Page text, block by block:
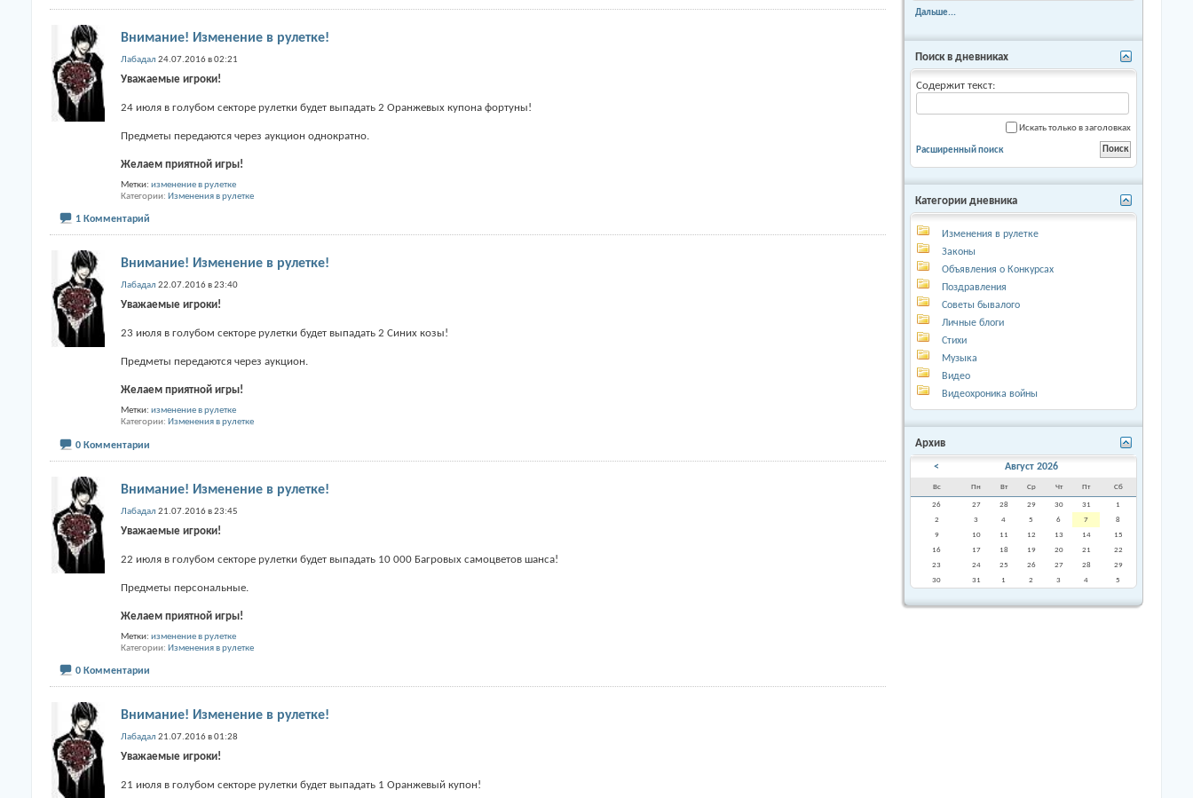
Внимание! Изменение в рулетке!
Лабадал 24.07.2016 в 02:21
Уважаемые игроки!
24 июля в голубом секторе рулетки будет выпадать 2 Оранжевых купона фортуны!
Предметы передаются через аукцион однократно.
Желаем приятной игры!
Метки: изменение в рулетке
Категории Изменения в рулетке
1 Комментарий
Внимание! Изменение в рулетке!
Лабадал 22.07.2016 в 23:40
Уважаемые игроки!
23 июля в голубом секторе рулетки будет выпадать 2 Синих козы!
Предметы передаются через аукцион.
Желаем приятной игры!
Метки: изменение в рулетке
Категории Изменения в рулетке
0 Комментарии
Внимание! Изменение в рулетке!
Лабадал 21.07.2016 в 23:45
Уважаемые игроки!
22 июля в голубом секторе рулетки будет выпадать 10 000 Багровых самоцветов шанса!
Предметы персональные.
Желаем приятной игры!
Метки: изменение в рулетке
Категории Изменения в рулетке
0 Комментарии
Внимание! Изменение в рулетке!
Лабадал 21.07.2016 в 01:28
Уважаемые игроки!
21 июля в голубом секторе рулетки будет выпадать 1 Оранжевый купон!
Дальше...
Поиск в дневниках
Содержит текст:
Искать только в заголовках
Расширенный поиск
Категории дневника
Изменения в рулетке
Законы
Объявления о Конкурсах
Поздравления
Советы бывалого
Личные блоги
Стихи
Музыка
Видео
Видеохроника войны
Архив
< Август 2026
Вс Пн Вт Ср Чт Пт Сб
26 27 28 29 30 31
1
2
3 4 5 6 7
8
9
10 11 12 13 14
15
16
17 18 19 20 21
22
23
24 25 26 27 28
29
30
31 1 2 3 4 5